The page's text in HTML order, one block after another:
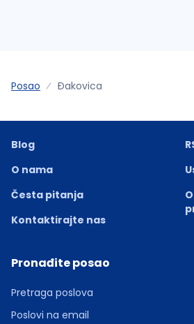
Posao Ðakovica
Blog
O nama
Česta pitanja
Kontaktirajte nas
Pronađite posao
Pretraga poslova
Poslovi na email